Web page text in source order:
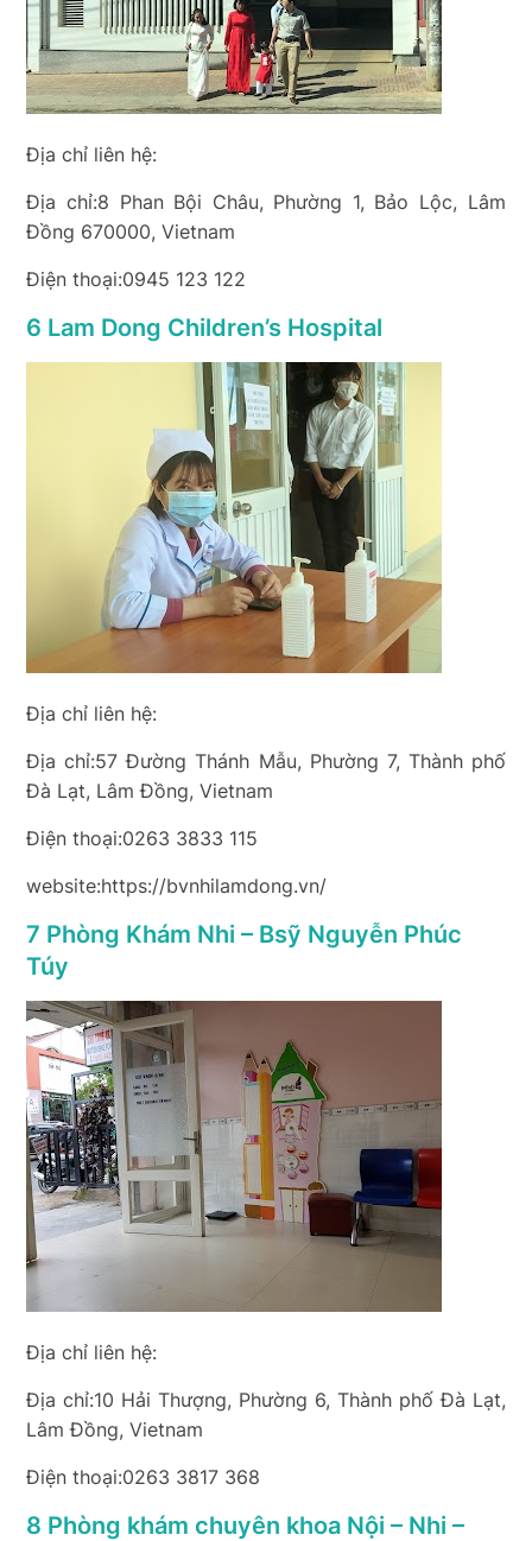
Địa chỉ liên hệ:
Địa chỉ:8 Phan Bội Châu, Phường 1, Bảo Lộc, Lâm
Đồng 670000, Vietnam
Điện thoại:0945 123 122
6 Lam Dong Children’s Hospital
Địa chỉ liên hệ:
Địa chỉ:57 Đường Thánh Mẫu, Phường 7, Thành phố
Đà Lạt, Lâm Đồng, Vietnam
Điện thoại:0263 3833 115
website:https://bvnhilamdong.vn/
7 Phòng Khám Nhi – Bsỹ Nguyễn Phúc
Túy
Địa chỉ liên hệ:
Địa chỉ:10 Hải Thượng, Phường 6, Thành phố Đà Lạt,
Lâm Đồng, Vietnam
Điện thoại:0263 3817 368
8 Phòng khám chuyên khoa Nội – Nhi –